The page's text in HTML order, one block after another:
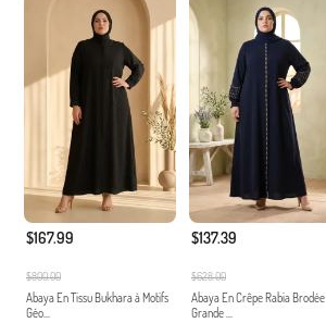
$167.99
$800.00
Abaya En Tissu Bukhara à Motifs
Géo...
$137.39
$628.00
Abaya En Crêpe Rabia Brodée
Grande ...